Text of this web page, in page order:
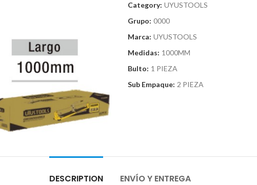
Category: UYUSTOOLS
Grupo: 0000
Marca: UYUSTOOLS
Medidas: 1000MM
Bulto: 1 PIEZA
Sub Empaque: 2 PIEZA
DESCRIPTION ENVÍO Y ENTREGA